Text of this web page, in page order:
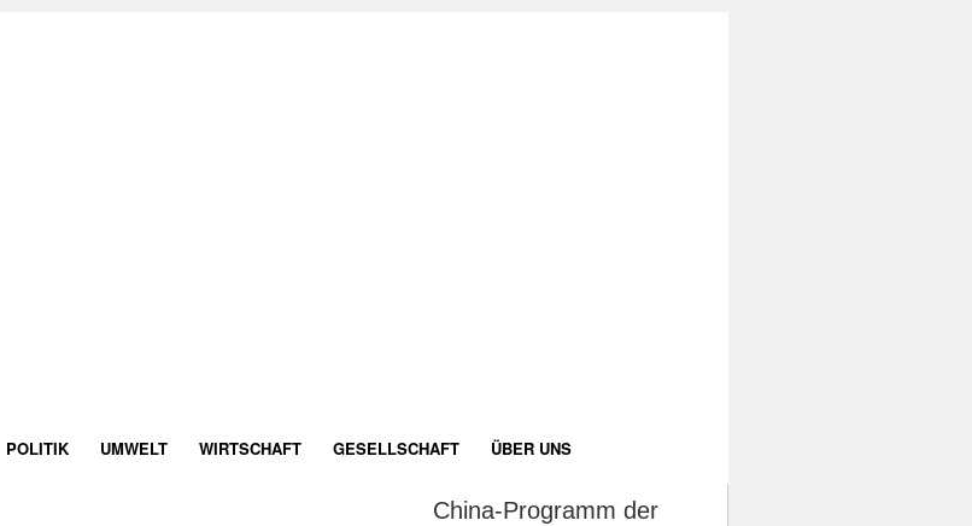
POLITIK UMWELT WIRTSCHAFT GESELLSCHAFT ÜBER UNS
China-Programm der